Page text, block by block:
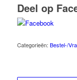
Deel op
Categorieën: Bestel-/